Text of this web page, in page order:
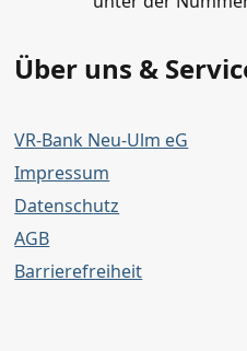
Über uns &
VR-Bank Neu-Ulm eG
Impressum
Datenschutz
AGB
Barrierefreiheit